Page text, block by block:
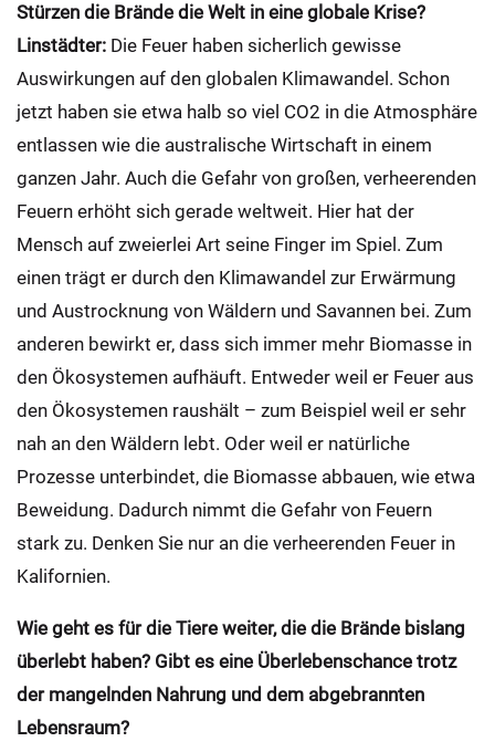
Stürzen die Brände die Welt in eine globale Krise?
Linstädter: Die Feuer haben sicherlich gewisse
Auswirkungen auf den globalen Klimawandel. Schon
jetzt haben sie etwa halb so viel CO2 in die Atmosphäre
entlassen wie die australische Wirtschaft in einem
ganzen Jahr. Auch die Gefahr von großen, verheerenden
Feuern erhöht sich gerade weltweit. Hier hat der
Mensch auf zweierlei Art seine Finger im Spiel. Zum
einen trägt er durch den Klimawandel zur Erwärmung
und Austrocknung von Wäldern und Savannen bei. Zum
anderen bewirkt er, dass sich immer mehr Biomasse in
den Ökosystemen aufhäuft. Entweder weil er Feuer aus
den Ökosystemen raushält – zum Beispiel weil er sehr
nah an den Wäldern lebt. Oder weil er natürliche
Prozesse unterbindet, die Biomasse abbauen, wie etwa
Beweidung. Dadurch nimmt die Gefahr von Feuern
stark zu. Denken Sie nur an die verheerenden Feuer in
Kalifornien.
Wie geht es für die Tiere weiter, die die Brände bislang
überlebt haben? Gibt es eine Überlebenschance trotz
der mangelnden Nahrung und dem abgebrannten
Lebensraum?